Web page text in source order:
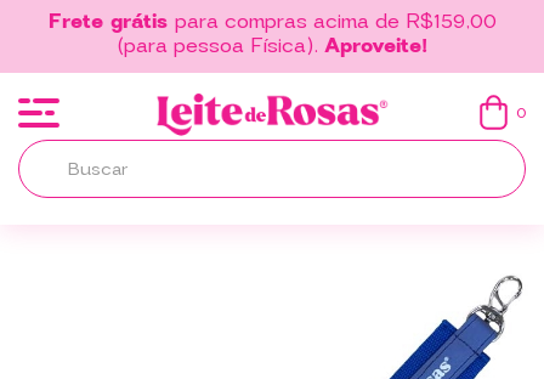
Frete grátispara compras acima de R$159,00
(para pessoa Física).Aproveite!
0